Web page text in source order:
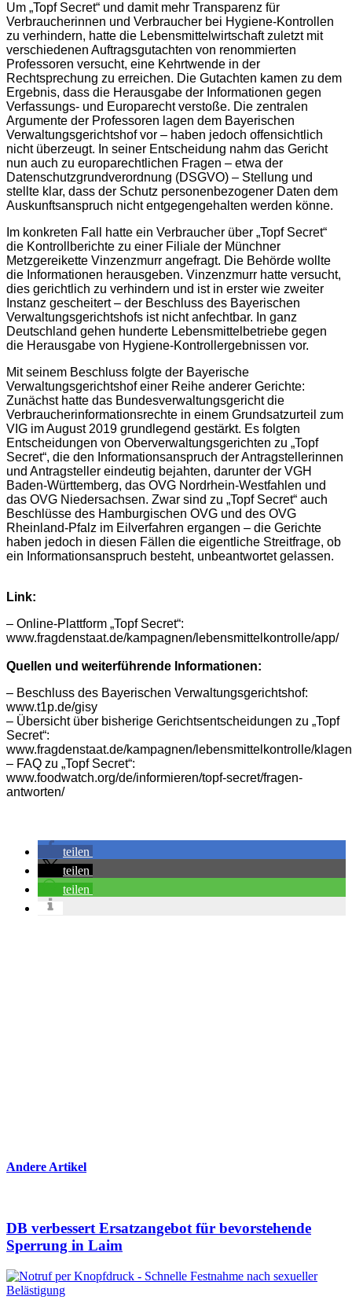
Um „Topf Secret“ und damit mehr Transparenz für
Verbraucherinnen und Verbraucher bei Hygiene-Kontrollen
zu verhindern, hatte die Lebensmittelwirtschaft zuletzt mit
verschiedenen Auftragsgutachten von renommierten
Professoren versucht, eine Kehrtwende in der
Rechtsprechung zu erreichen. Die Gutachten kamen zu dem
Ergebnis, dass die Herausgabe der Informationen gegen
Verfassungs- und Europarecht verstoße. Die zentralen
Argumente der Professoren lagen dem Bayerischen
Verwaltungsgerichtshof vor – haben jedoch offensichtlich
nicht überzeugt. In seiner Entscheidung nahm das Gericht
nun auch zu europarechtlichen Fragen – etwa der
Datenschutzgrundverordnung (DSGVO) – Stellung und
stellte klar, dass der Schutz personenbezogener Daten dem
Auskunftsanspruch nicht entgegengehalten werden könne.
Im konkreten Fall hatte ein Verbraucher über „Topf Secret“
die Kontrollberichte zu einer Filiale der Münchner
Metzgereikette Vinzenzmurr angefragt. Die Behörde wollte
die Informationen herausgeben. Vinzenzmurr hatte versucht,
dies gerichtlich zu verhindern und ist in erster wie zweiter
Instanz gescheitert – der Beschluss des Bayerischen
Verwaltungsgerichtshofs ist nicht anfechtbar. In ganz
Deutschland gehen hunderte Lebensmittelbetriebe gegen
die Herausgabe von Hygiene-Kontrollergebnissen vor.
Mit seinem Beschluss folgte der Bayerische
Verwaltungsgerichtshof einer Reihe anderer Gerichte:
Zunächst hatte das Bundesverwaltungsgericht die
Verbraucherinformationsrechte in einem Grundsatzurteil zum
VIG im August 2019 grundlegend gestärkt. Es folgten
Entscheidungen von Oberverwaltungsgerichten zu „Topf
Secret“, die den Informationsanspruch der Antragstellerinnen
und Antragsteller eindeutig bejahten, darunter der VGH
Baden-Württemberg, das OVG Nordrhein-Westfahlen und
das OVG Niedersachsen. Zwar sind zu „Topf Secret“ auch
Beschlüsse des Hamburgischen OVG und des OVG
Rheinland-Pfalz im Eilverfahren ergangen – die Gerichte
haben jedoch in diesen Fällen die eigentliche Streitfrage, ob
ein Informationsanspruch besteht, unbeantwortet gelassen.
Link:
– Online-Plattform „Topf Secret“:
www.fragdenstaat.de/kampagnen/lebensmittelkontrolle/app/
Quellen und weiterführende Informationen:
– Beschluss des Bayerischen Verwaltungsgerichtshof:
www.t1p.de/gisy
– Übersicht über bisherige Gerichtsentscheidungen zu „Topf
Secret“:
www.fragdenstaat.de/kampagnen/lebensmittelkontrolle/
– FAQ zu „Topf Secret“:
www.foodwatch.org/de/informieren/topf-secret/fragen-
antworten/
teilen
teilen
teilen
Andere Artikel
DB verbessert Ersatzangebot für bevorstehende
Sperrung in Laim